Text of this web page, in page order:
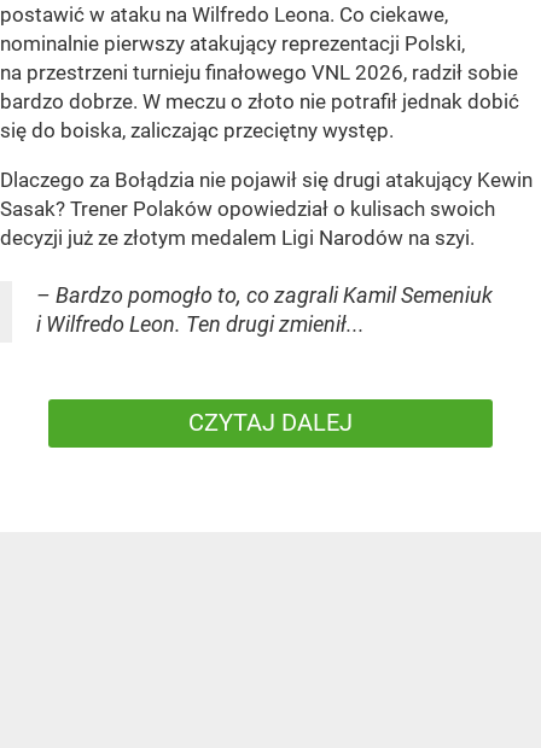
postawić w ataku na Wilfredo Leona. Co ciekawe,
nominalnie pierwszy atakujący reprezentacji Polski,
na przestrzeni turnieju finałowego VNL 2026, radził sobie
bardzo dobrze. W meczu o złoto nie potrafił jednak dobić
się do boiska, zaliczając przeciętny występ.
Dlaczego za Bołądzia nie pojawił się drugi atakujący Kewin
Sasak? Trener Polaków opowiedział o kulisach swoich
decyzji już ze złotym medalem Ligi Narodów na szyi.
– Bardzo pomogło to, co zagrali Kamil Semeniuk
i Wilfredo Leon. Ten drugi zmienił...
CZYTAJ DALEJ